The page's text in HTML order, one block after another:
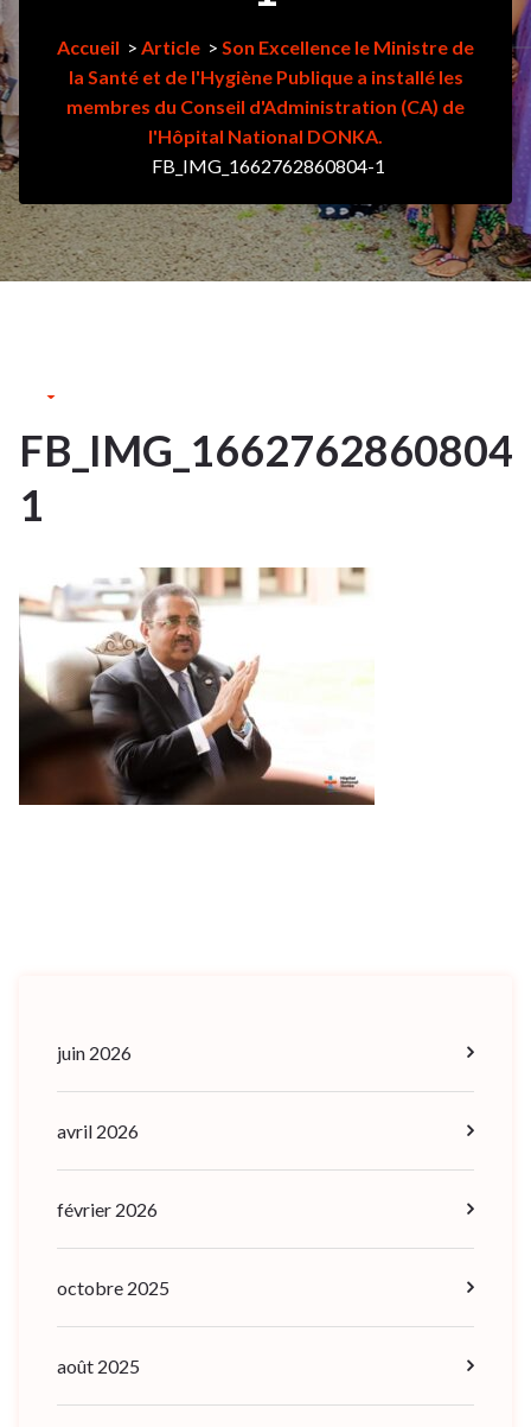
Accueil > Article > Son Excellence le Ministre de
la Santé et de l'Hygiène Publique a installé les
membres du Conseil d'Administration (CA) de
l'Hôpital National DONKA.
FB_IMG_1662762860804-1
10
FB_IMG_1662762860804-
1
juin 2026
avril 2026
février 2026
octobre 2025
août 2025